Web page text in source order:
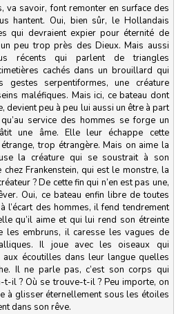
va savoir, font remonter en surface des
hantent. Oui, bien sûr, le Hollandais
qui devraient expier pour éternité de
un peu trop près des Dieux. Mais aussi
récents qui parlent de triangles
cachés dans un brouillard qui
gestes serpentiformes, une créature
maléfiques. Mais ici, ce bateau dont
devient peu à peu lui aussi un être à part
service des hommes se forge un
une âme. Elle leur échappe cette
trop étrangère. Mais on aime la
la créature qui se soustrait à son
chez Frankenstein, qui est le monstre, la
? De cette fin qui n’en est pas une,
Oui, ce bateau enfin libre de toutes
l’écart des hommes, il fend tendrement
qu’il aime et qui lui rend son étreinte
les embruns, il caresse les vagues de
Il joue avec les oiseaux qui
aux écoutilles dans leur langue quelles
Il ne parle pas, c’est son corps qui
t-il ? Où se trouve-t-il ? Peu importe, on
à glisser éternellement sous les étoiles
dans son rêve.